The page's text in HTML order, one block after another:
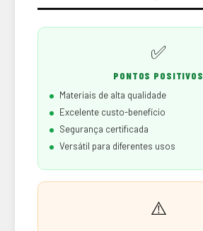
✅
PONTOS POSITIVOS
Materiais de alta qualidade
Excelente custo-benefício
Segurança certificada
Versátil para diferentes usos
⚠️